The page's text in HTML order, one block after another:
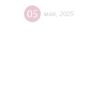
05 мая 2025